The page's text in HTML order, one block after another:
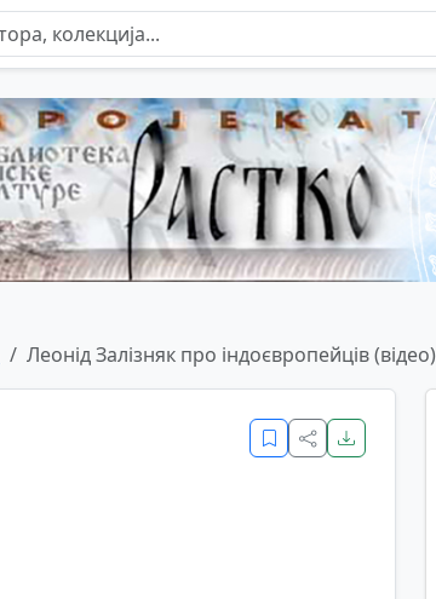
Леонід Залізняк про індоєвропейців (відео)